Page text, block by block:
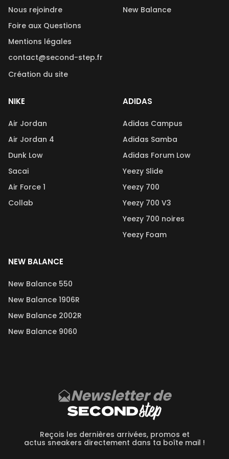
Nous rejoindre
Foire aux Questions
Mentions légales
contact@second-step.fr
Création du site
New Balance
NIKE
Air Jordan
Air Jordan 4
Dunk Low
Sacai
Air Force 1
Collab
ADIDAS
Adidas Campus
Adidas Samba
Adidas Forum Low
Yeezy Slide
Yeezy 700
Yeezy 700 V3
Yeezy 700 noires
Yeezy Foam
NEW BALANCE
New Balance 550
New Balance 1906R
New Balance 2002R
New Balance 9060
Newsletter de
Reçois les dernières arrivées, promos et
actus sneakers directement dans ta boîte mail !